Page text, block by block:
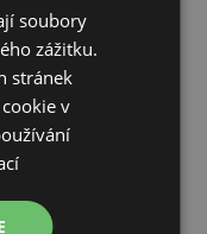
cm, šířka 30 cm
soubory
zážitku.
stránek
v